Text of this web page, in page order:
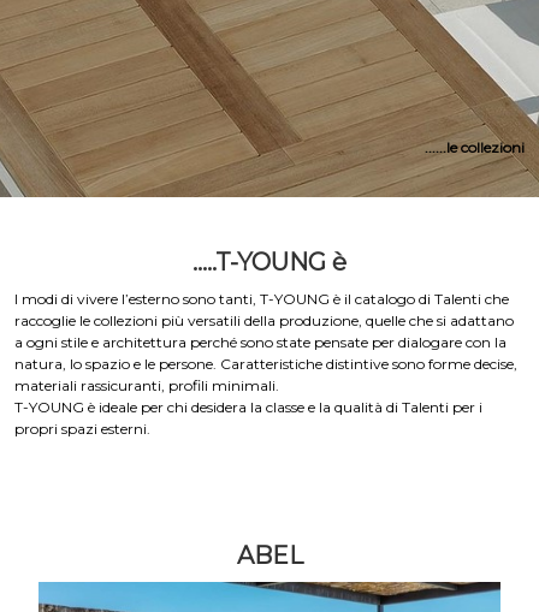
......le collezioni
.....T-YOUNG è
I modi di vivere l’esterno sono tanti, T-YOUNG è il catalogo di Talenti che
raccoglie le collezioni più versatili della produzione, quelle che si adattano
a ogni stile e architettura perché sono state pensate per dialogare con la
natura, lo spazio e le persone. Caratteristiche distintive sono forme decise,
materiali rassicuranti, profili minimali.
T-YOUNG è ideale per chi desidera la classe e la qualità di Talenti per i
propri spazi esterni.
ABEL